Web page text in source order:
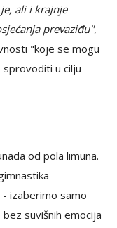
ali i krajnje
prevaziđu",
"koje se mogu
u cilju
od pola limuna.
izaberimo samo
suvišnih emocija